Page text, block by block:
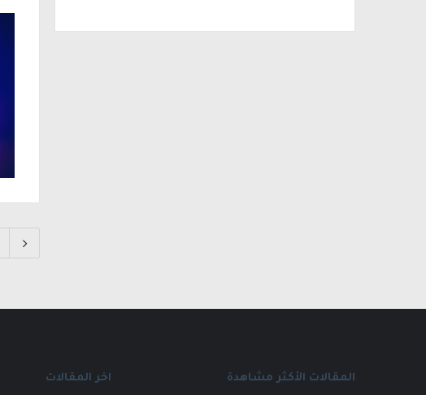
المقالات الأكثر مشاهدة اخر المقالات